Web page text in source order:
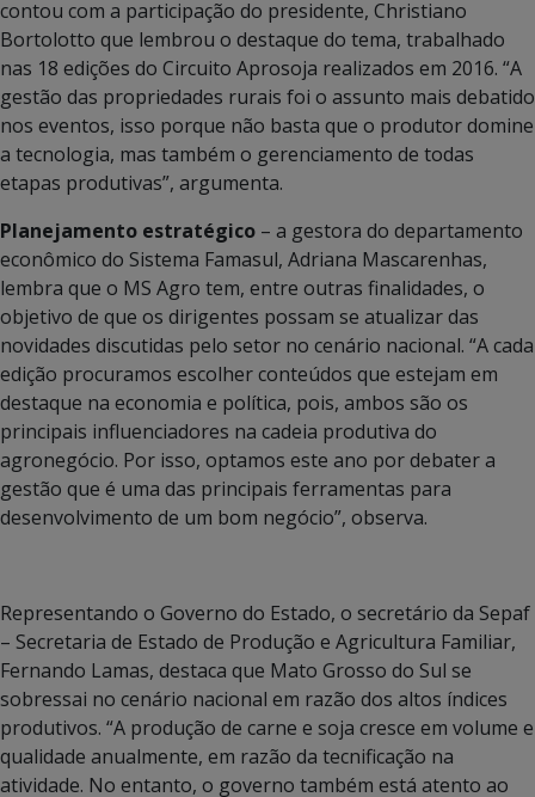
contou com a participação do presidente, Christiano
Bortolotto que lembrou o destaque do tema, trabalhado
nas 18 edições do Circuito Aprosoja realizados em 2016. “A
gestão das propriedades rurais foi o assunto mais debatido
nos eventos, isso porque não basta que o produtor domine
a tecnologia, mas também o gerenciamento de todas
etapas produtivas”, argumenta.
Planejamento estratégico – a gestora do departamento
econômico do Sistema Famasul, Adriana Mascarenhas,
lembra que o MS Agro tem, entre outras finalidades, o
objetivo de que os dirigentes possam se atualizar das
novidades discutidas pelo setor no cenário nacional. “A cada
edição procuramos escolher conteúdos que estejam em
destaque na economia e política, pois, ambos são os
principais influenciadores na cadeia produtiva do
agronegócio. Por isso, optamos este ano por debater a
gestão que é uma das principais ferramentas para
desenvolvimento de um bom negócio”, observa.
Representando o Governo do Estado, o secretário da Sepaf
– Secretaria de Estado de Produção e Agricultura Familiar,
Fernando Lamas, destaca que Mato Grosso do Sul se
sobressai no cenário nacional em razão dos altos índices
produtivos. “A produção de carne e soja cresce em volume e
qualidade anualmente, em razão da tecnificação na
atividade. No entanto, o governo também está atento ao